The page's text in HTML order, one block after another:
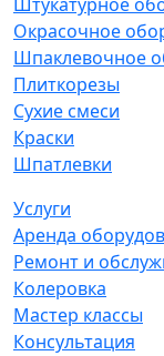
Окрасочное
Шпаклевочное
Плиткорезы
Сухие смеси
Краски
Шпатлевки
Услуги
Аренда
Ремонт и
Колеровка
Мастер классы
Консультация